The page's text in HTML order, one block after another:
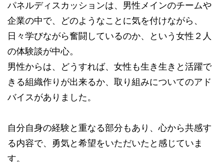
パネルディスカッションは、男性メインのチームや
企業の中で、どのようなことに気を付けながら、
日々学びながら奮闘しているのか、という女性２人
の体験談が中心。
男性からは、どうすれば、女性も生き生きと活躍で
きる組織作りが出来るか、取り組みについてのアド
バイスがありました。
自分自身の経験と重なる部分もあり、心から共感す
る内容で、勇気と希望をいただいたと感じていま
す。